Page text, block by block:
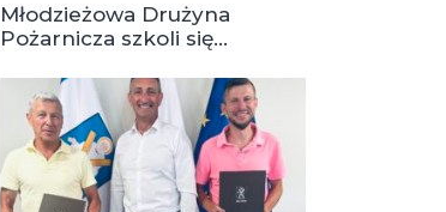
Młodzieżowa Drużyna
Pożarnicza szkoli się